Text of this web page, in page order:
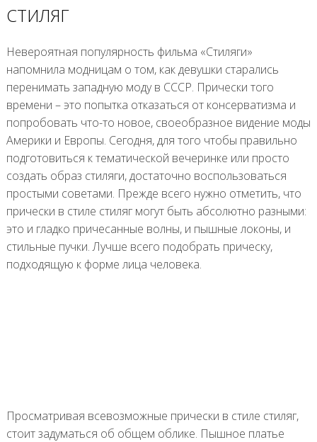
СТИЛЯГ
Невероятная популярность фильма «Стиляги»
напомнила модницам о том, как девушки старались
перенимать западную моду в СССР. Прически того
времени – это попытка отказаться от консерватизма и
попробовать что-то новое, своеобразное видение моды
Америки и Европы. Сегодня, для того чтобы правильно
подготовиться к тематической вечеринке или просто
создать образ стиляги, достаточно воспользоваться
простыми советами. Прежде всего нужно отметить, что
прически в стиле стиляг могут быть абсолютно разными:
это и гладко причесанные волны, и пышные локоны, и
стильные пучки. Лучше всего подобрать прическу,
подходящую к форме лица человека.
Просматривая всевозможные прически в стиле стиляг,
стоит задуматься об общем облике. Пышное платье